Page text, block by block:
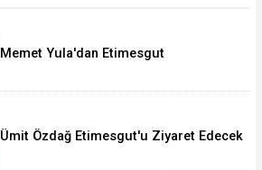
Memet Yula'dan Etimesgut
Ümit Özdağ Etimesgut'u Ziyaret Edecek